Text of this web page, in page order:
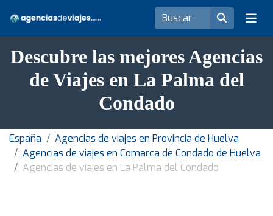
Descubre las mejores Agencias
de Viajes en La Palma del
Condado
España
Agencias de viajes en Provincia de Huelva
Agencias de viajes en Comarca de Condado de Huelva
Agencias de viajes en La Palma del Condado